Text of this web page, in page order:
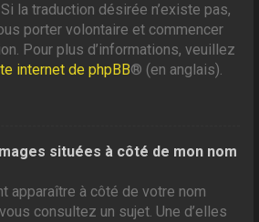
la traduction désirée n’existe pas,
porter volontaire et commencer
Pour plus d’informations, veuillez
internet de phpBB® (en anglais).
situées à côté de mon nom
apparaître à côté de votre nom
consultez un sujet. Une d’elles